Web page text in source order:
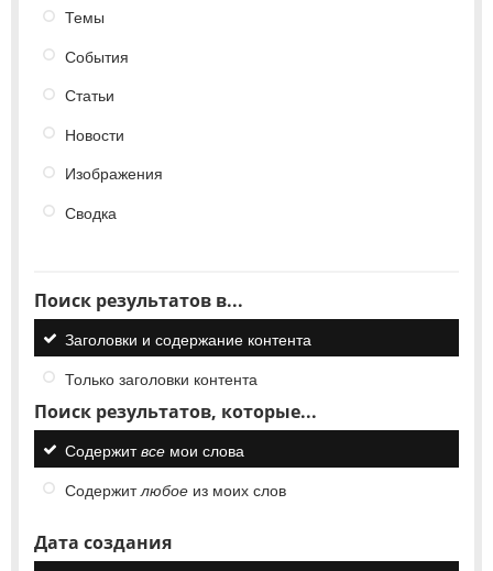
Темы
События
Статьи
Новости
Изображения
Сводка
Поиск результатов в...
Заголовки и содержание контента
Только заголовки контента
Поиск результатов, которые...
Содержитвсе мои слова
Содержитлюбое из моих слов
Дата создания